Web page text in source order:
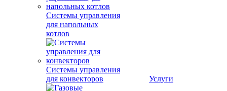
Системы управления
для напольных
котлов
Системы управления
для конвекторов
Услуги